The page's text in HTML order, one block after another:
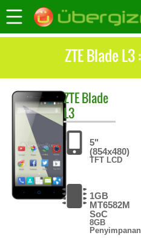
ZTE Blade
ZTEBlade
L3
5"
(854x480)
TFT LCD
1GB
MT6582M
SoC
8GB
Penyimpanan